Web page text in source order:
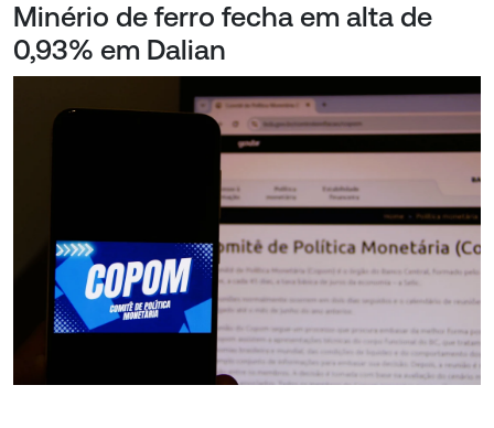
Minério de ferro fecha em alta de
0,93% em Dalian